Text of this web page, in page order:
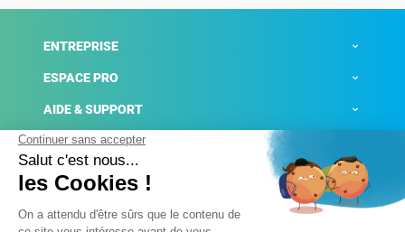
ENTREPRISE
ESPACE PRO
AIDE & SUPPORT
ACTUALITÉS
Mentions légales